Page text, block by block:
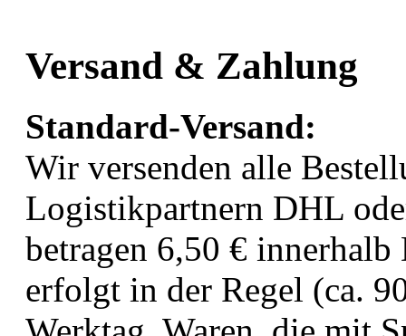
Versand & Zahlung
Standard-Versand:
Wir versenden alle
Logistikpartnern DHL
betragen 6,50 €
erfolgt in der Regel (ca.